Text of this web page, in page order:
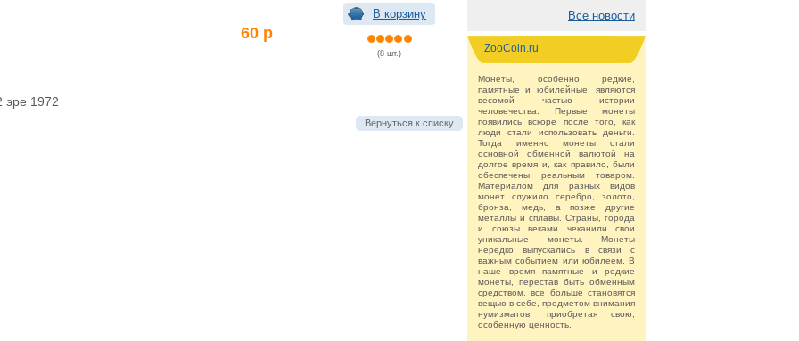
Все новости
ZooCoin.ru
Монеты, особенно редкие,
памятные и юбилейные, являются
весомой частью истории
человечества. Первые монеты
появились вскоре после того, как
люди стали использовать деньги.
Тогда именно монеты стали
основной обменной валютой на
долгое время и, как правило, были
обеспечены реальным товаром.
Материалом для разных видов
монет служило серебро, золото,
бронза, медь, а позже другие
металлы и сплавы. Страны, города
и союзы веками чеканили свои
уникальные монеты. Монеты
нередко выпускались в связи с
важным событием или юбилеем. В
наше время памятные и редкие
монеты, перестав быть обменным
средством, все больше становятся
вещью в себе, предметом внимания
нумизматов, приобретая свою,
особенную ценность.
60 р
В корзину
(8 шт.)
эре 1972
Вернуться к списку